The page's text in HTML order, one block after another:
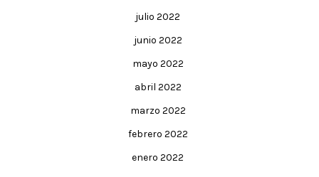
julio 2022
junio 2022
mayo 2022
abril 2022
marzo 2022
febrero 2022
enero 2022